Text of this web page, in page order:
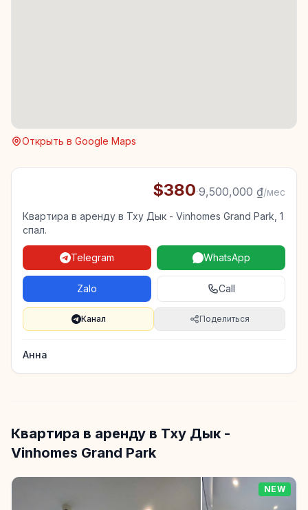
Открыть в Google Maps
$380·9,500,000 ₫/мес
Квартира в аренду в Тху Дык - Vinhomes Grand Park, 1
спал.
Telegram WhatsApp
Zalo Call
Канал Поделиться
Анна
Квартира в аренду в Тху Дык -
Vinhomes Grand Park
NEW